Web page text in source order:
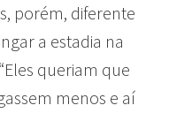
porém, diferente
a estadia na
queriam que
menos e aí